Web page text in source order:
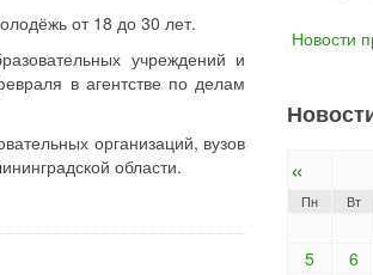
от 18 до 30 лет.
учреждений и
в агентстве по делам
организаций, вузов
области.
Новости
«
Пн Вт
5
6